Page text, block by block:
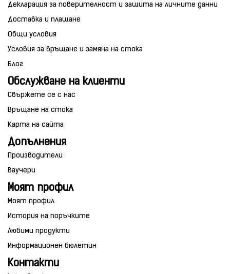
Декларация за поверителност и защита на личните данни
Доставка и плащане
Общи условия
Условия за връщане и замяна на стока
Блог
Обслужване на клиенти
Свържете се с нас
Връщане на стока
Карта на сайта
Допълнения
Производители
Ваучери
Моят профил
Моят профил
История на поръчките
Любими продукти
Информационен бюлетин
Контакти